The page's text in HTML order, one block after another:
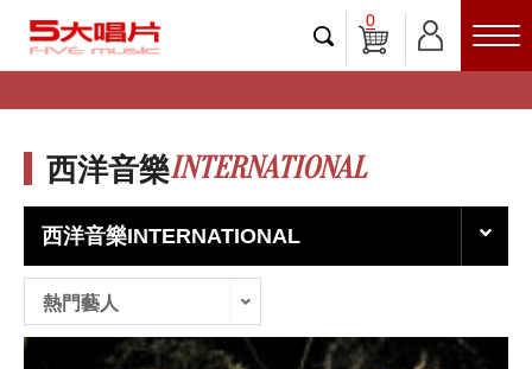
0
西洋音樂INTERNATIONAL
西洋音樂INTERNATIONAL
熱門藝人